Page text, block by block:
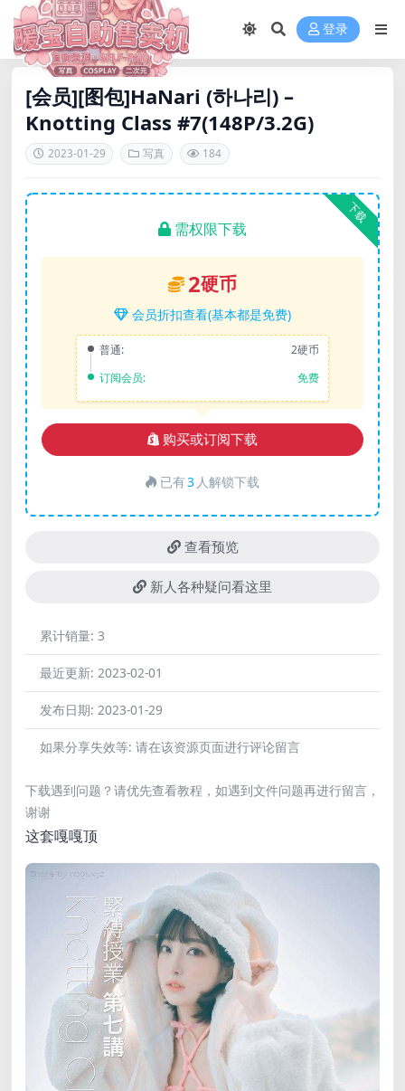
登录
[会员][图包]HaNari (하나리) –
Knotting Class #7(148P/3.2G)
2023-01-29 写真 184
下载
需权限下载
2硬币
会员折扣查看(基本都是免费)
普通:
2硬币
订阅会员:
免费
购买或订阅下载
已有3 人解锁下载
查看预览
新人各种疑问看这里
累计销量: 3
最近更新: 2023-02-01
发布日期: 2023-01-29
如果分享失效等: 请在该资源页面进行评论留言
下载遇到问题？请优先查看教程，如遇到文件问题再进行留言，
谢谢
这套嘎嘎顶